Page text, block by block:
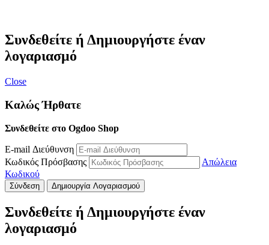
Συνδεθείτε ή Δημιουργήστε έναν
λογαριασμό
Close
Καλώς Ήρθατε
Συνδεθείτε στο Ogdoo Shop
E-mail Διεύθυνση
Κωδικός Πρόσβασης
Απώλεια
Κωδικού
Σύνδεση Δημιουργία Λογαριασμού
Συνδεθείτε ή Δημιουργήστε έναν
λογαριασμό